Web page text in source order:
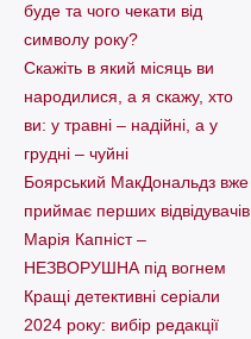
буде та чого чекати від
символу року?
Скажіть в який місяць ви
народилися, а я скажу, хто
ви: у травні – надійні, а у
грудні – чуйні
Боярський МакДональдз вже
приймає перших відвідувачів
Марія Капніст –
НЕЗВОРУШНА під вогнем
Кращі детективні серіали
2024 року: вибір редакції